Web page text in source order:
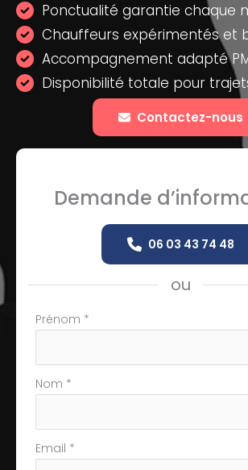
Ponctualité garantie chaque
Chauffeurs expérimentés et
Accompagnement adapté
Disponibilité totale pour
Contactez-nous
Demande
06 03 43 74 48
ou
Formulaire
téléphone
Prénom *
Nom *
Email *